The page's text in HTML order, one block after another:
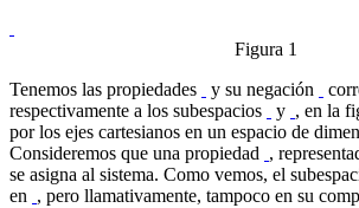
Figura 1
Tenemos las propiedades
y su negación
respectivamente a los subespacios
y , en la
por los ejes cartesianos en un espacio de
Consideremos que una propiedad ,
se asigna al sistema. Como vemos, el
en , pero llamativamente, tampoco en su